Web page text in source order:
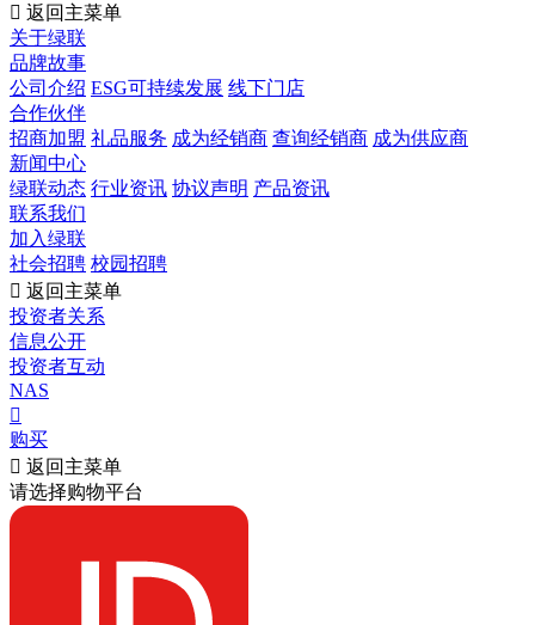
 返回主菜单
关于绿联
品牌故事
公司介绍 ESG可持续发展 线下门店
合作伙伴
招商加盟 礼品服务 成为经销商 查询经销商 成为供应商
新闻中心
绿联动态 行业资讯 协议声明 产品资讯
联系我们
加入绿联
社会招聘 校园招聘
 返回主菜单
投资者关系
信息公开
投资者互动
NAS

购买
 返回主菜单
请选择购物平台